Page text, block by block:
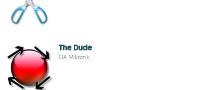
The Dude
SIA Mikrotik